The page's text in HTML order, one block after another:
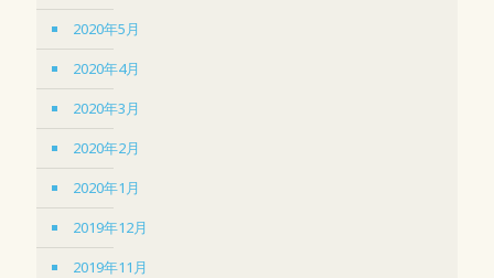
2020年5月
2020年4月
2020年3月
2020年2月
2020年1月
2019年12月
2019年11月